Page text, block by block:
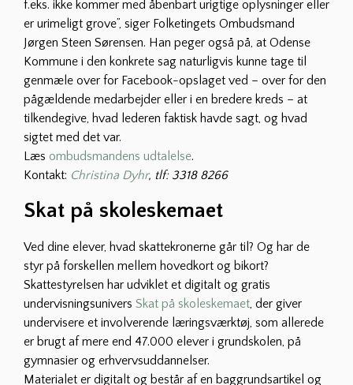
f.eks. ikke kommer med åbenbart urigtige oplysninger eller
er urimeligt grove”, siger Folketingets Ombudsmand
Jørgen Steen Sørensen. Han peger også på, at Odense
Kommune i den konkrete sag naturligvis kunne tage til
genmæle over for Facebook-opslaget ved – over for den
pågældende medarbejder eller i en bredere kreds – at
tilkendegive, hvad lederen faktisk havde sagt, og hvad
sigtet med det var.
Læs ombudsmandens udtalelse.
Kontakt: Christina Dyhr, tlf: 3318 8266
Skat på skoleskemaet
Ved dine elever, hvad skattekronerne går til? Og har de
styr på forskellen mellem hovedkort og bikort?
Skattestyrelsen har udviklet et digitalt og gratis
undervisningsunivers Skat på skoleskemaet, der giver
undervisere et involverende læringsværktøj, som allerede
er brugt af mere end 47.000 elever i grundskolen, på
gymnasier og erhvervsuddannelser.
Materialet er digitalt og består af en baggrundsartikel og